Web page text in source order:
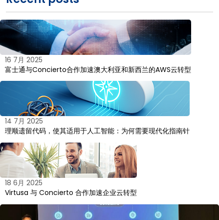
16 7月 2025
富士通与Concierto合作加速澳大利亚和新西兰的AWS云转型
14 7月 2025
理顺遗留代码，使其适用于人工智能：为何需要现代化指南针
18 6月 2025
Virtusa 与 Concierto 合作加速企业云转型